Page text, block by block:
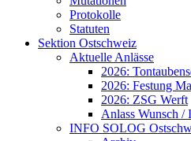
Protokolle
Statuten
Sektion Ostschweiz
Aktuelle Anlässe
2026:
2026: Festung
2026: ZSG Werft
Anlass Wunsch /
INFO SOLOG